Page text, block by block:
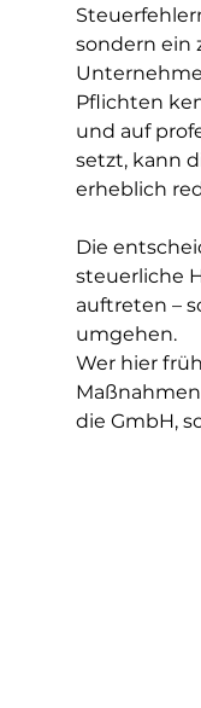
sondern ein
Pflichten
und auf
setzt, kann
erheblich
Die
steuerliche
auftreten –
umgehen.
Wer hier
die GmbH,